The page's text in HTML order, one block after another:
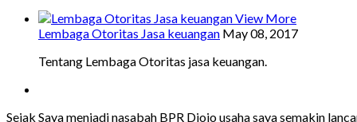
View More
Lembaga Otoritas Jasa keuangan May 08, 2017
Tentang Lembaga Otoritas jasa keuangan.
Sejak Saya menjadi nasabah BPR Djojo usaha saya semakin